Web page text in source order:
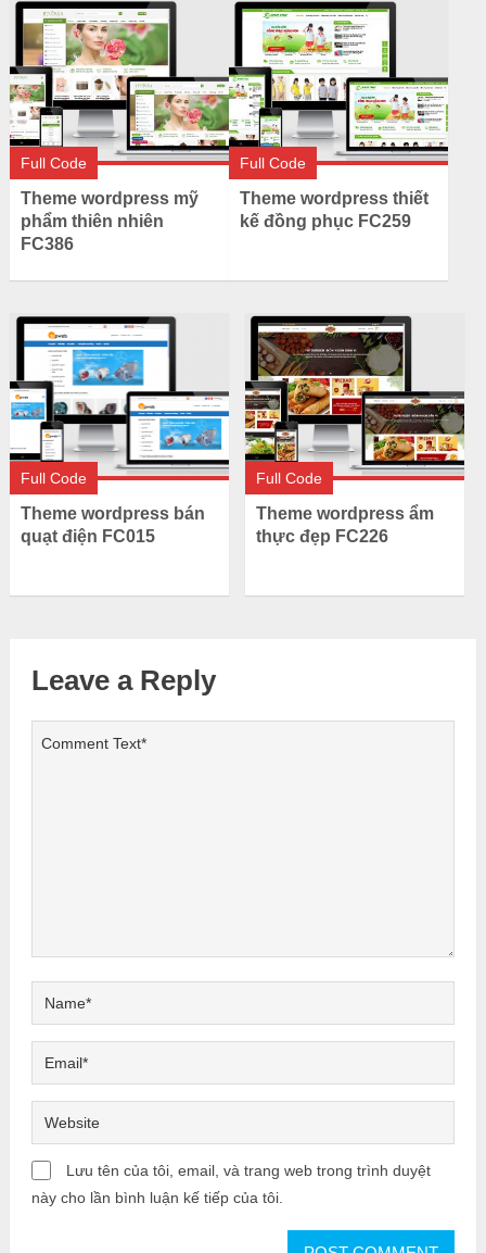
Full Code
Theme wordpress mỹ
phẩm thiên nhiên
FC386
Full Code
Theme wordpress thiết
kế đồng phục FC259
Full Code
Theme wordpress bán
quạt điện FC015
Full Code
Theme wordpress ẩm
thực đẹp FC226
Leave a Reply
Lưu tên của tôi, email, và trang web trong trình duyệt
này cho lần bình luận kế tiếp của tôi.